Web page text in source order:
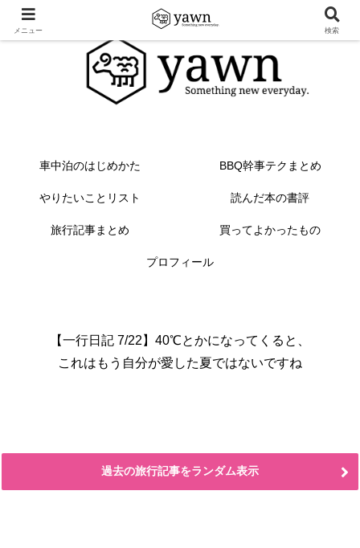
車中泊のはじめかた BBQ幹事テクまとめ
やりたいことリスト 読んだ本の書評
旅行記事まとめ 買ってよかったもの
プロフィール
【一行日記 7/22】40℃とかになってくると、
これはもう自分が愛した夏ではないですね
過去の旅行記事をランダム表示
メニュー 検索